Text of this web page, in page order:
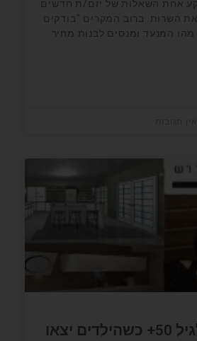
אחת השאלות של יזם/ת חדשים
השרות. ברוב המקרים "בודקים
המנעד ומנסים לבנות מחיר
עיצוב פנים לגיל 50+ כשהילדים יצאו